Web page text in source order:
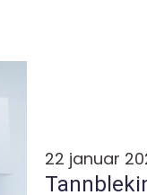
22 januar